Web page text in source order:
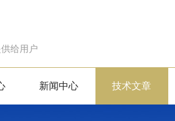
给用户
新闻中心 技术文章